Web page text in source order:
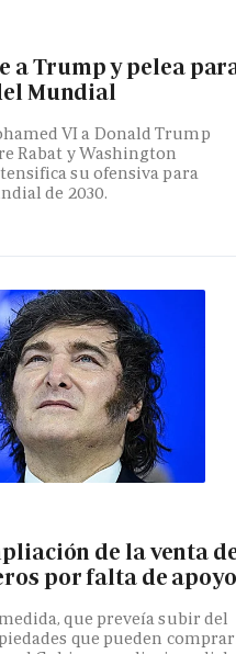
a Trump y pelea
Mundial
VI a Donald Trump
Rabat y Washington
su ofensiva para
de 2030.
de la venta
por falta de apoyo
que preveía subir del
que pueden comprar